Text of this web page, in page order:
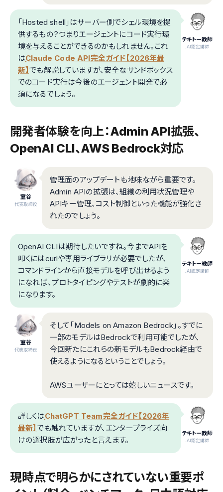
テキトー教師
.AI認定講師
「Hosted shell」はサーバー側でシェル環境を提
供するもの？つまりエージェントにコード実行環
境を与えることができるのかもしれません。これ
はClaude Code API完全ガイド【2026年最
新】でも解説していますが、安全なサンドボックス
でのコード実行は今後のエージェント開発で必
須になるでしょう。
開発者体験を向上：Admin API拡張、
OpenAI CLI、AWS Bedrock対応
室谷
代表取締役
管理面のアップデートも地味ながら重要です。
Admin APIの拡張は、組織の利用状況管理や
APIキー管理、コスト制御といった機能が強化さ
れたのでしょう。
テキトー教師
.AI認定講師
OpenAI CLIは期待したいですね。今までAPIを
叩くにはcurlや専用ライブラリが必要でしたが、
コマンドラインから直接モデルを呼び出せるよう
になれば、プロトタイピングやテストが劇的に楽
になります。
室谷
代表取締役
そして「Models on Amazon Bedrock」。すでに
一部のモデルはBedrockで利用可能でしたが、
今回新たにこれらの新モデルもBedrock経由で
使えるようになるということでしょう。
AWSユーザーにとっては嬉しいニュースです。
テキトー教師
.AI認定講師
詳しくはChatGPT Team完全ガイド【2026年
最新】でも触れていますが、エンタープライズ向
けの選択肢が広がったと言えます。
現時点で明らかにされていない重要ポ